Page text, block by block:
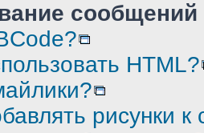
HTML?
рисунки